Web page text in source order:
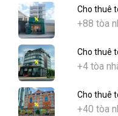
Cho thuê
+88 tòa
Cho thuê
+4 tòa
Cho thuê
+40 tòa